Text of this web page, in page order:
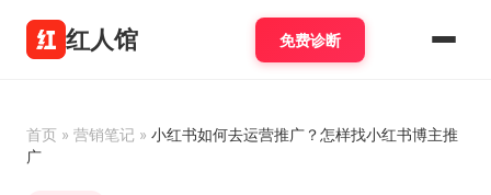
红人馆 免费诊断
首页 » 营销笔记 » 小红书如何去运营推广？怎样找小红书博主推
广